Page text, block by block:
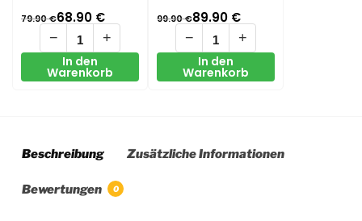
79.90€68.90 €
−
+
In den
Warenkorb
1x DCB184 18V 5Ah Li-
99.90€89.90 €
−
+
In den
Warenkorb
Beschreibung Zusätzliche Informationen
Bewertungen 0